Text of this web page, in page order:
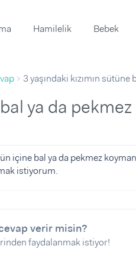
Hamilelik Bebek
3 yaşındaki kızımın
içine bal ya da pekmez
istiyorum.
verir misin?
faydalanmak istiyor!